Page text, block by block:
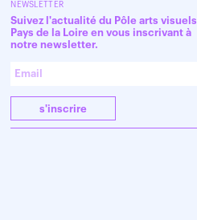
NEWSLETTER
Suivez l'actualité du Pôle arts visuels
Pays de la Loire en vous inscrivant à
notre newsletter.
s'inscrire